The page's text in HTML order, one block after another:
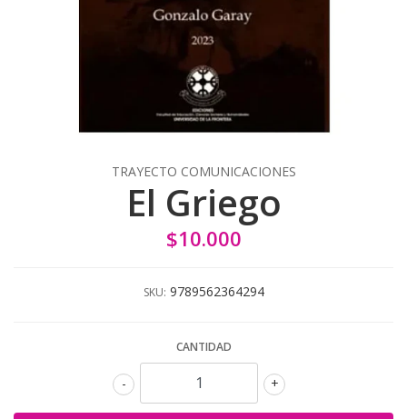
TRAYECTO COMUNICACIONES
El Griego
$10.000
SKU: 9789562364294
CANTIDAD
+
-